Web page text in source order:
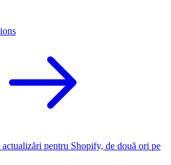
actualizări pentru Shopify, de două ori pe